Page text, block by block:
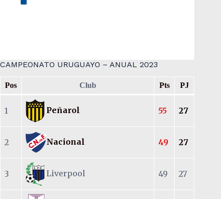
CAMPEONATO URUGUAYO – ANUAL 2023
Pos Club Pts PJ
1 Peñarol 55 27
2 Nacional 49 27
3 Liverpool 49 27